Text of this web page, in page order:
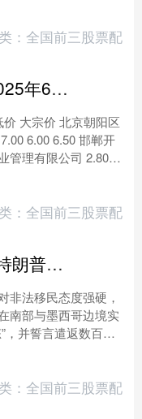
气和水....
： 全国前三股票配
京海配资 2025年6月7日全国主要批发市场酥梨价格行情
大宗价 北京朝阳区
6.00 6.50 邯郸开
管理有限公司 2.80
....
： 全国前三股票配
同花顺e配 特朗普驱逐非法移民引发多地骚乱升级，加州政府要求白宫归还部队指挥权
非法移民态度强硬，
南部与墨西哥边境实
，并誓言遣返数百万
e配，理由是降低恐怖
，....
： 全国前三股票配